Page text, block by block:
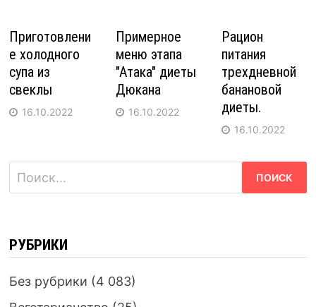
Приготовлени
е холодного
супа из
свеклы
16.10.2022
Примерное
меню этапа
"Атака" диеты
Дюкана
16.10.2022
Рацион
питания
трехдневной
банановой
диеты.
16.10.2022
Найти:
РУБРИКИ
Без рубрики (4 083)